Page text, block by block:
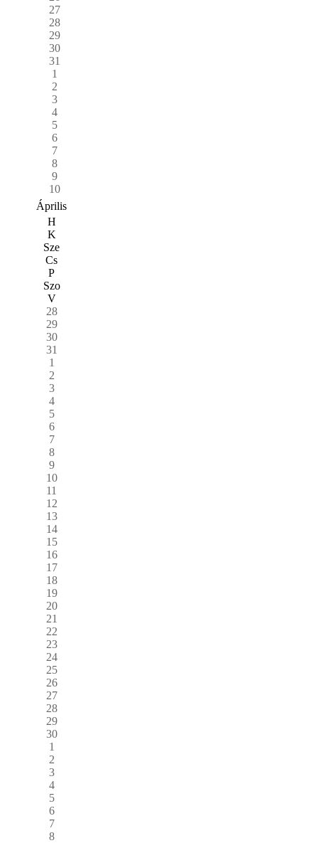
27
28
29
30
31
1
2
3
4
5
6
7
8
9
10
Április
H
K
Sze
Cs
P
Szo
V
28
29
30
31
1
2
3
4
5
6
7
8
9
10
11
12
13
14
15
16
17
18
19
20
21
22
23
24
25
26
27
28
29
30
1
2
3
4
5
6
7
8